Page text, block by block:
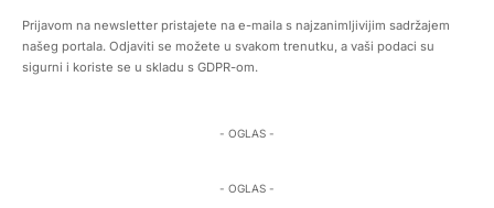
Prijavom na newsletter pristajete na e-maila s najzanimljivijim sadržajem
našeg portala. Odjaviti se možete u svakom trenutku, a vaši podaci su
sigurni i koriste se u skladu s GDPR-om.
- OGLAS -
- OGLAS -